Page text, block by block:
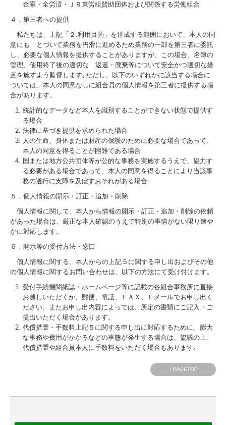
金庫・全労済・ＪＲ東労組賛助団体および関係する労働組合
４．第三者への提供
私たちは、上記「２.利用目的」を達成する範囲において、本人の同
意にも とづいて業務を円滑に進めるため業務の一部を第三者に委託
し、必要な個人情報を提供することがありますが、この場合、名簿の
管理、使用終了後の適切な 返還・廃棄等について安全かつ適切な措
置を施すよう監督します｡ただし、以下のいずれかに該当する場合に
ついては、本人の同意なしに組合員の個人情報を第三者に提供する場
合があります。
統計的なデータなど本人を識別することができない状態で提供す
る場合
法律に基づき提供を求められた場合
人の生命、身体または財産の保護のために必要な場合であって、
本人の同意を得ることが困難である場合
国または地方公共団体等が公的な事務を実施するうえで、協力す
る必要がある場合であって、本人の同意を得ることにより当該事
務の遂行に支障を及ぼすおそれがある場合
５．個人情報の開示・訂正・追加・削除
個人情報に関して、本人から情報の開示・訂正・追加・削除の依頼
があった場合は、厳正な本人確認のうえで特別の事情がない限り速や
かに対応します。
６．開示等の受付方法・窓口
個人情報に関する、本人からの上記５に関する申し出およびその他
の個人情報に関するお問い合わせは、以下の方法にて受け付けます。
受付手続機関紙誌・ホームページ等に記載の各組合事務所に直接
お越しいただくか、郵便、電話、ＦＡＸ、Ｅメールでお申し出く
ださい。またお申し出内容によっては、所定の書類にご記入・ご
提出いただく場合があります。
代償措置・手数料上記５に関する申し出に対応するために、膨大
な事務や費用がかかるなどの事態が発生する場合は、協議の上、
代償措置や組合員本人に手数料をいただく場合もあります｡
↑ PAGETOP